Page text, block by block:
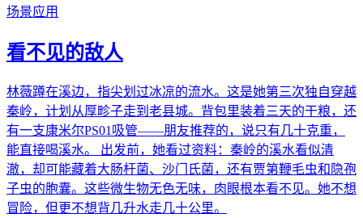
场景应用
看不见的敌人
林薇蹲在溪边，指尖划过冰凉的流水。这是她第三次独自穿越
秦岭，计划从厚畛子走到老县城。背包里装着三天的干粮，还
有一支康米尔PS01吸管——朋友推荐的，说只有几十克重，
能直接喝溪水。 出发前，她看过资料：秦岭的溪水看似清
澈，却可能藏着大肠杆菌、沙门氏菌，还有贾第鞭毛虫和隐孢
子虫的胞囊。这些微生物无色无味，肉眼根本看不见。她不想
冒险，但更不想背几升水走几十公里。